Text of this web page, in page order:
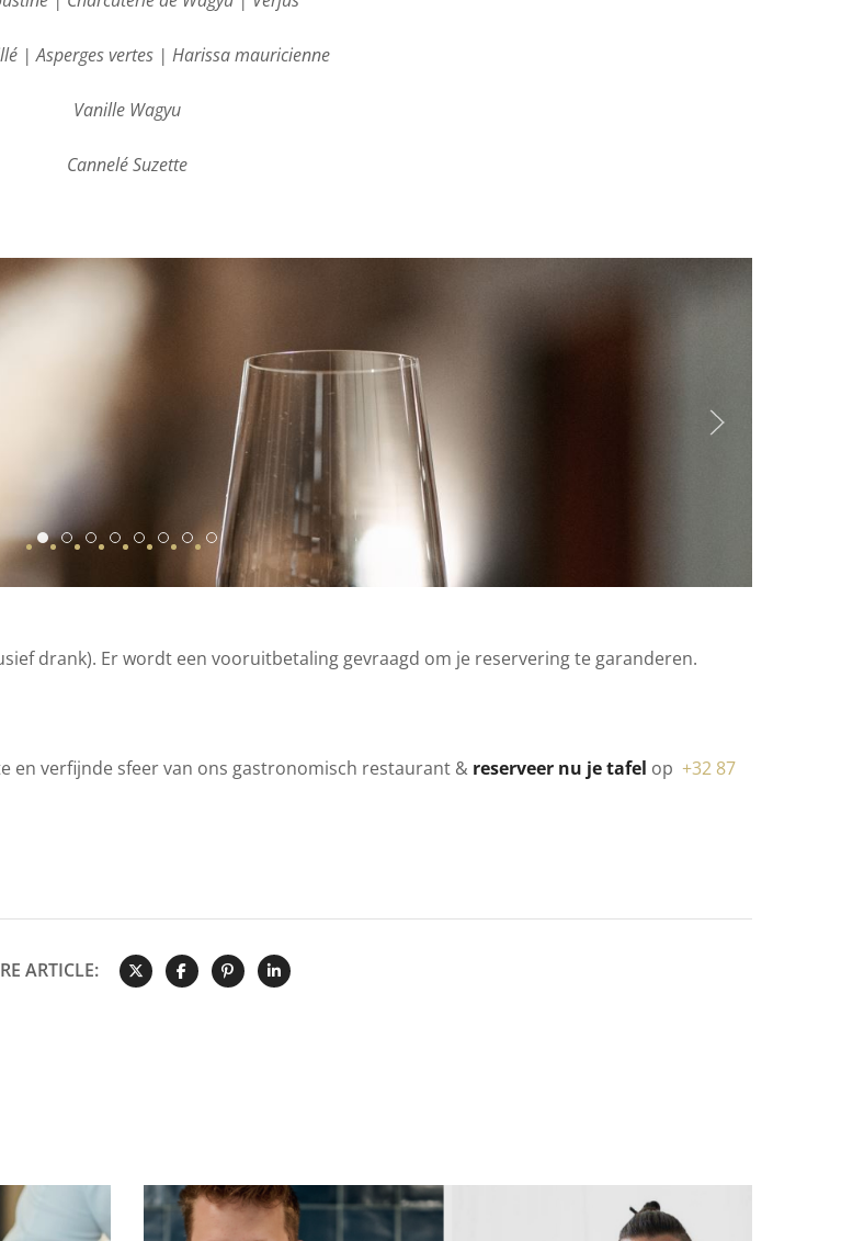
| Asperges vertes | Harissa mauricienne
Vanille Wagyu
Cannelé Suzette
Resto R2
WAGYU2
Resto R
Le Roannay (146 Sur 161) Web
BB 20220901 5344 (2)
WAGYU
Le Roannay (77 Sur 161) Web
Le Roannay (21 Sur 161) Web
drank). Er wordt een vooruitbetaling gevraagd om je reservering te garanderen.
en verfijnde sfeer van ons gastronomisch restaurant & reserveer nu je tafel op +32 87
ARTICLE: